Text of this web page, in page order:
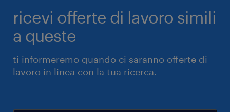
ricevi offerte di lavoro simili
a queste
ti informeremo quando ci saranno offerte di
lavoro in linea con la tua ricerca.